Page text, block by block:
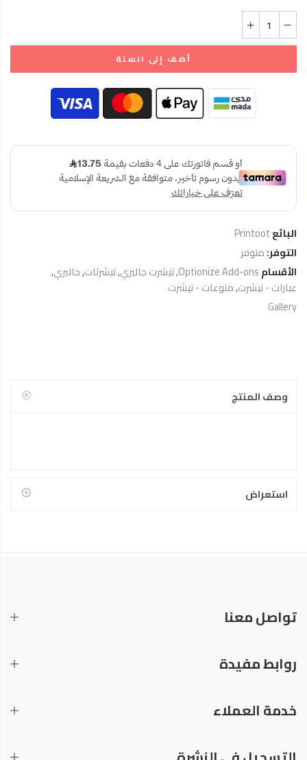
أضف إلى السلة
البائعPrintoot
التوفر:متوفر
الأقسامOptionize Add-ons
,تيشرت جاليري,تيشرتات,جاليري,
عبارات - تيشرت,منوعات - تيشرت
Gallery
وصف المنتج
استعراض
تواصل معنا
روابط مفيدة
خدمة العملاء